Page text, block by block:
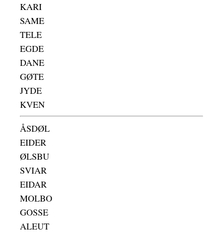
KARI
SAME
TELE
EGDE
DANE
GØTE
JYDE
KVEN
ÅSDØL
EIDER
ØLSBU
SVIAR
EIDAR
MOLBO
GOSSE
ALEUT